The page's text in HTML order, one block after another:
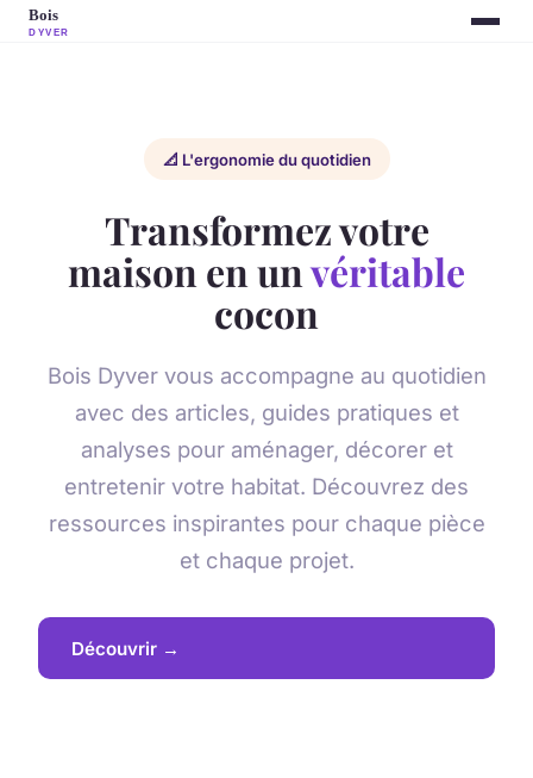
📐 L'ergonomie du quotidien
Transformez votre
maison en unvéritable
cocon
Bois Dyver vous accompagne au quotidien
avec des articles, guides pratiques et
analyses pour aménager, décorer et
entretenir votre habitat. Découvrez des
ressources inspirantes pour chaque pièce
et chaque projet.
Découvrir →